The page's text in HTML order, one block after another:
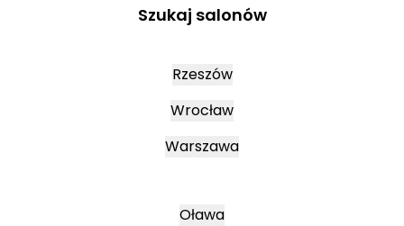
Szukaj salonów
Rzeszów
Wrocław
Warszawa
Oława